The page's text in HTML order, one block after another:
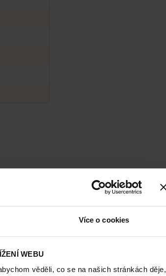
Více o cookies
WEBU
věděli, co se na našich stránkách děje,